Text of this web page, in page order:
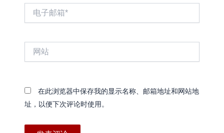
在此浏览器中保存我的显示名称、邮箱地址和网站地
址，以便下次评论时使用。